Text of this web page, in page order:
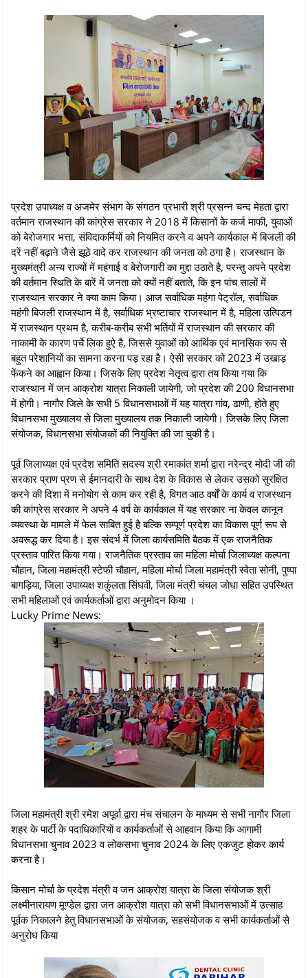
प्रदेश उपाध्यक्ष व अजमेर संभाग के संगठन प्रभारी श्री प्रसन्न चन्द मेहता द्वारा
वर्तमान राजस्थान की कांग्रेस सरकार ने 2018 में किसानों के कर्ज माफी, युवाओं
को बेरोजगार भत्ता, संविदाकर्मियों को नियमित करने व अपने कार्यकाल में बिजली की
दरें नहीं बढ़ाने जैसे झूठे वादे कर राजस्थान की जनता को ठगा है। राजस्थान के
मुख्यमंत्री अन्य राज्यों में महंगाई व बेरोजगारी का मुद्दा उठाते है, परन्तु अपने प्रदेश
की वर्तमान स्थिति के बारें में जनता को क्यों नहीं बताते, कि इन पांच सालों में
राजस्थान सरकार ने क्या काम किया। आज सर्वाधिक महंगा पेट्रॉल, सर्वाधिक
महंगी बिजली राजस्थान में है, सर्वाधिक भ्रष्टाचार राजस्थान में है, महिला उत्पिडन
में राजस्थान प्रथम है, करीब-करीब सभी भर्तियों में राजस्थान की सरकार की
नाकामी के कारण पर्चे लिक हुऐ है, जिससे युवाओं को आर्थिक एवं मानसिक रूप से
बहुत परेशानियों का सामना करना पड़ रहा है। ऐसी सरकार को 2023 में उखाड़
फेंकने का आह्वान किया। जिसके लिए प्रदेश नेतृत्व द्वारा तय किया गया कि
राजस्थान में जन आक्रोश यात्रा निकाली जायेगी, जो प्रदेश की 200 विधानसभा
में होगी। नागौर जिले के सभी 5 विधानसभाओं में यह यात्रा गांव, ढाणी, होते हुए
विधानसभा मुख्यालय से जिला मुख्यालय तक निकाली जायेगी। जिसके लिए जिला
संयोजक, विधानसभा संयोजकों की नियुक्ति की जा चुकी है।
पूर्व जिलाध्यक्ष एवं प्रदेश समिति सदस्य श्री रमाकांत शर्मा द्वारा नरेन्द्र मोदी जी की
सरकार प्राण प्रण से ईमानदारी के साथ देश के विकास से लेकर उसको सुरक्षित
करने की दिशा में मनोयोग से काम कर रही है, विगत आठ वर्षों के कार्य व राजस्थान
की कांग्रेस सरकार ने अपने 4 वर्ष के कार्यकाल में यह सरकार ना केवल कानून
व्यवस्था के मामले में फेल साबित हुई है बल्कि सम्पूर्ण प्रदेश का विकास पूर्ण रूप से
अवरूद्ध कर दिया है। इस संदर्भ में जिला कार्यसमिति बैठक में एक राजनैतिक
प्रस्ताव पारित किया गया। राजनैतिक प्रस्ताव का महिला मोर्चा जिलाध्यक्ष कल्पना
चौहान, जिला महामंत्री स्टेफी चौहान, महिला मोर्चा जिला महामंत्री स्वेता सोनी, पुष्पा
बागड़िया, जिला उपाध्यक्ष शकुंलता सिंघवी, जिला मंत्री चंचल जोधा सहित उपस्थित
सभी महिलाओं एवं कार्यकर्ताओं द्वारा अनुमोदन किया ।
Lucky Prime News:
जिला महामंत्री श्री रमेश अपूर्वा द्वारा मंच संचालन के माध्यम से सभी नागौर जिला
शहर के पार्टी के पदाधिकारियों व कार्यकर्ताओं से आहवान किया कि आगामी
विधानसभा चुनाव 2023 व लोकसभा चुनाव 2024 के लिए एकजुट होकर कार्य
करना है।
किसान मोर्चा के प्रदेश मंत्री व जन आक्रोश यात्रा के जिला संयोजक श्री
लक्ष्मीनारायण मूण्डेल द्वारा जन आक्रोश यात्रा को सभी विधानसभाओं में उत्साह
पूर्वक निकालने हेतु विधानसभाओं के संयोजक, सहसंयोजक व सभी कार्यकर्ताओं से
अनुरोध किया